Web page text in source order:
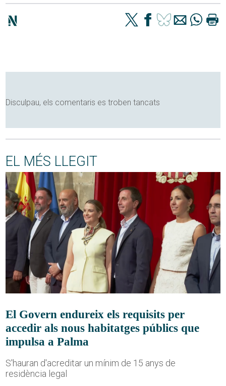
Disculpau, els comentaris es troben tancats
EL MÉS LLEGIT
El Govern endureix els requisits per
accedir als nous habitatges públics que
impulsa a Palma
S'hauran d'acreditar un mínim de 15 anys de
residència legal